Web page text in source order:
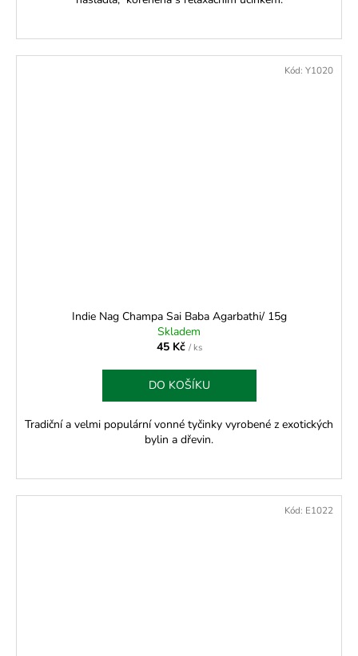
Indie Nag Champa Sai Baba Agarbathi/ 15g
Skladem
45 Kč / ks
DO KOŠÍKU
Tradiční a velmi populární vonné tyčinky vyrobené z exotických
bylin a dřevin.
Kód: Y1020
Kód: E1022